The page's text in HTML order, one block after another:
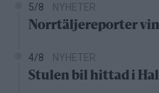
5/8 NYHETER
Norrtäljereporter
4/8 NYHETER
Stulen bil hittad i